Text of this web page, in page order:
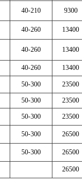
40-210 9300
40-260 13400
40-260 13400
40-260 13400
50-300 23500
50-300 23500
50-300 23500
50-300 26500
50-300 26500
26500